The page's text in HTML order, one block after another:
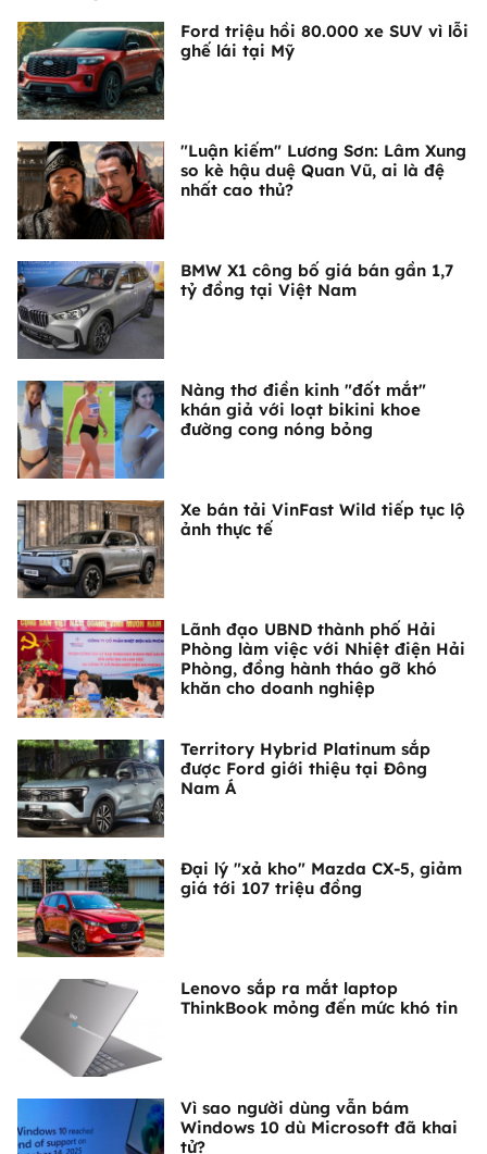
Ford triệu hồi 80.000 xe SUV vì lỗi
ghế lái tại Mỹ
"Luận kiếm" Lương Sơn: Lâm Xung
so kè hậu duệ Quan Vũ, ai là đệ
nhất cao thủ?
BMW X1 công bố giá bán gần 1,7
tỷ đồng tại Việt Nam
Nàng thơ điền kinh "đốt mắt"
khán giả với loạt bikini khoe
đường cong nóng bỏng
Xe bán tải VinFast Wild tiếp tục lộ
ảnh thực tế
Lãnh đạo UBND thành phố Hải
Phòng làm việc với Nhiệt điện Hải
Phòng, đồng hành tháo gỡ khó
khăn cho doanh nghiệp
Territory Hybrid Platinum sắp
được Ford giới thiệu tại Đông
Nam Á
Đại lý "xả kho" Mazda CX-5, giảm
giá tới 107 triệu đồng
Lenovo sắp ra mắt laptop
ThinkBook mỏng đến mức khó tin
Vì sao người dùng vẫn bám
Windows 10 dù Microsoft đã khai
tử?